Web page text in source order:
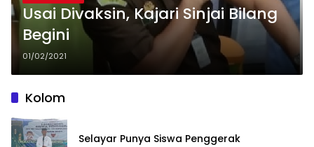
Usai Divaksin, Kajari Sinjai Bilang
Begini
01/02/2021
Kolom
Selayar Punya Siswa Penggerak